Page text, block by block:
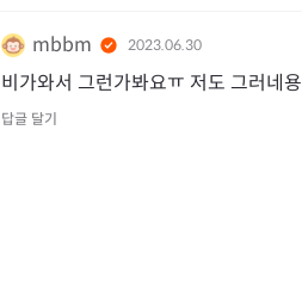
mbbm 2023.06.30
비가와서 그런가봐요ㅠ 저도 그러네용
답글 달기